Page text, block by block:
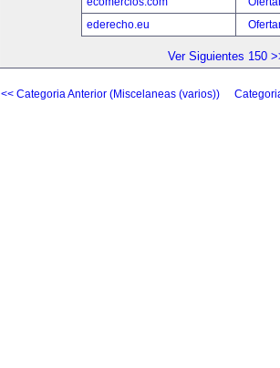
ederecho.eu
Ver Siguientes 150
<< Categoria Anterior (Miscelaneas (varios))